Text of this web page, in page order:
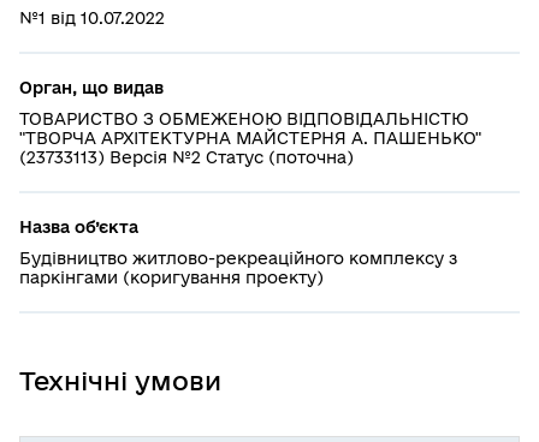
№1 від 10.07.2022
Орган, що видав
ТОВАРИСТВО З ОБМЕЖЕНОЮ ВІДПОВІДАЛЬНІСТЮ
"ТВОРЧА АРХІТЕКТУРНА МАЙСТЕРНЯ А. ПАШЕНЬКО"
(23733113) Версія №2 Статус (поточна)
Назва об’єкта
Будівництво житлово-рекреаційного комплексу з
паркінгами (коригування проекту)
Технічні умови